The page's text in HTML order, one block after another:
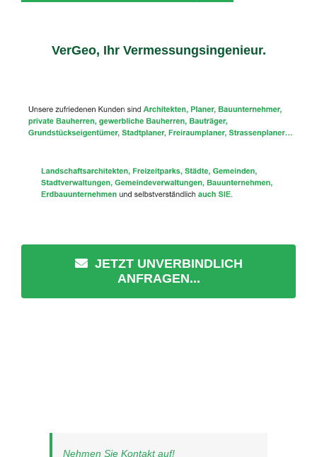
VerGeo, Ihr Vermessungsingenieur.
JETZT UNVERBINDLICH
ANFRAGEN...
Nehmen Sie Kontakt auf!